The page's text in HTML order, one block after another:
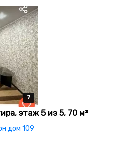
7
7
7
7
7
этаж 5 из 5, 70 м²
дом 109